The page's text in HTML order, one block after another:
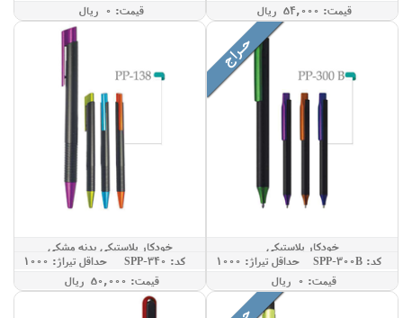
قيمت: 54,000 ريال
قيمت: 0 ريال
خودکار پلاستیکی
کد: SPP-300B
حداقل تيراژ: 1000
قيمت: 0 ريال
خودکار پلاستیکی بدنه مشکی
کد: SPP-340
حداقل تيراژ: 1000
قيمت: 50,000 ريال